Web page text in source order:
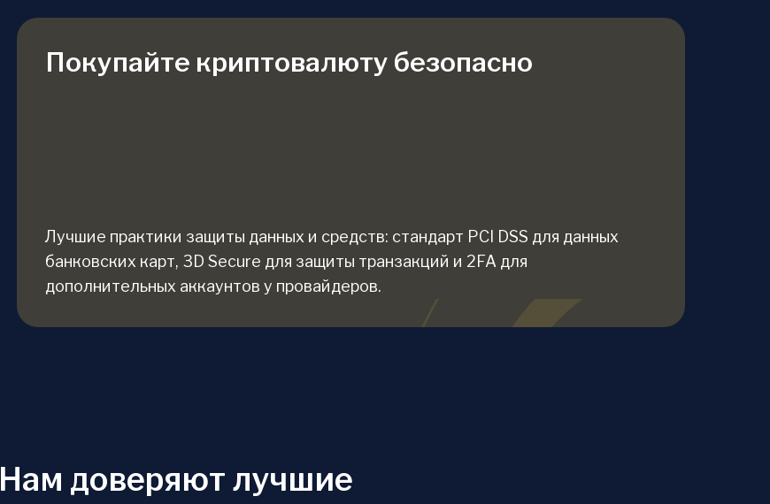
Покупайте криптовалюту безопасно
Лучшие практики защиты данных и средств: стандарт PCI DSS для данных
банковских карт, 3D Secure для защиты транзакций и 2FA для
дополнительных аккаунтов у провайдеров.
Нам доверяют лучшие